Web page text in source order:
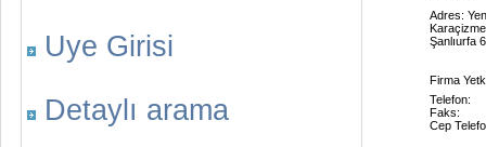
Uye Girisi
Detaylı arama
Adres:
Şanlıurfa
Firma
Telefon:
Faks:
Cep